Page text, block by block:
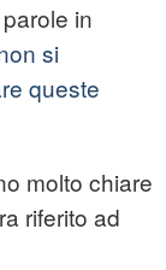
in
si
queste
molto chiare
riferito ad